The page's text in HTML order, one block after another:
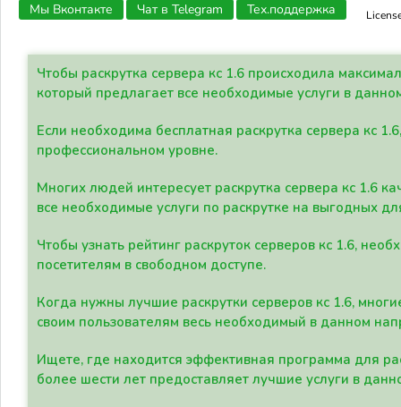
Мы Вконтакте Чат в Telegram Тех.поддержка
Чтобы раскрутка сервера кс 1.6 происходила
который предлагает все необходимые услуги в
Если необходима бесплатная раскрутка сервера кс
профессиональном уровне.
Многих людей интересует раскрутка сервера кс 1.6
все необходимые услуги по раскрутке на выгодных
Чтобы узнать рейтинг раскруток серверов кс 1.6,
посетителям в свободном доступе.
Когда нужны лучшие раскрутки серверов кс 1.6,
своим пользователям весь необходимый в данном
Ищете, где находится эффективная программа для
более шести лет предоставляет лучшие услуги в